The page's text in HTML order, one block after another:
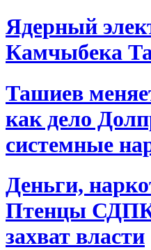
Ядерный
Камчыбека
Ташиев
как дело
системные
Деньги,
Птенцы СДПК
захват власти